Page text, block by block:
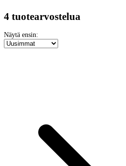
4 tuotearvostelua
Näytä ensin: